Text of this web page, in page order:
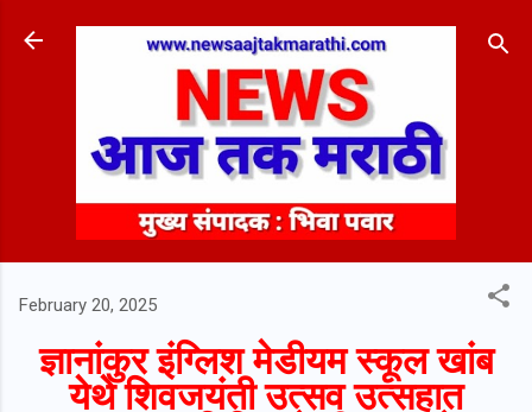
Skip to main content
February 20, 2025
ज्ञानांकुर इंग्लिश मेडीयम स्कूल खांब
येथे शिवजयंती उत्सव उत्सहात